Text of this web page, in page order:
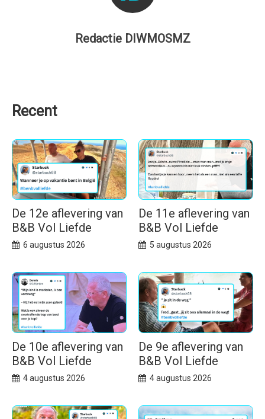
Redactie DIWMOSMZ
Recent
De 12e aflevering van
B&B Vol Liefde
6 augustus 2026
De 11e aflevering van
B&B Vol Liefde
5 augustus 2026
De 10e aflevering van
B&B Vol Liefde
4 augustus 2026
De 9e aflevering van
B&B Vol Liefde
4 augustus 2026